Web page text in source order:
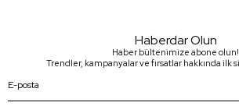
Haberdar Olun
Haber bültenimize abone olun!
Trendler, kampanyalar ve fırsatlar hakkında ilk